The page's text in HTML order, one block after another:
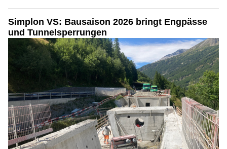
Simplon VS: Bausaison 2026 bringt Engpässe
und Tunnelsperrungen